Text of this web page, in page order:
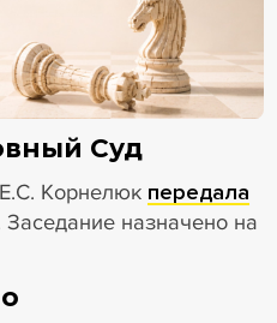
Суд
Корнелюк передала
назначено на